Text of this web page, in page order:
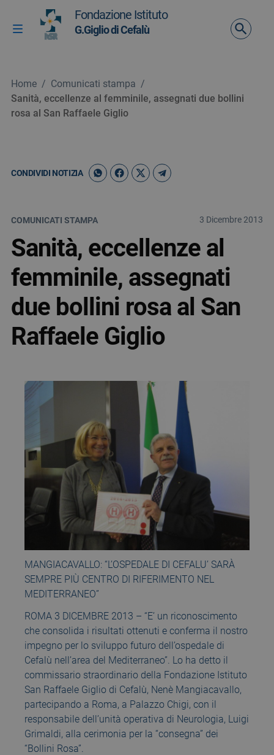
Vai ai contenuti
Vai al menu di navigazione
Vai al footer
Attiva / disattiva la navigazione
Fondazione Istituto
G.Giglio di Cefalù
Home / Comunicati stampa /
Sanità, eccellenze al femminile, assegnati due bollini
rosa al San Raffaele Giglio
CONDIVIDI NOTIZIA
COMUNICATI STAMPA 3 Dicembre 2013
Sanità, eccellenze al
femminile, assegnati
due bollini rosa al San
Raffaele Giglio
MANGIACAVALLO: “L’OSPEDALE DI CEFALU’ SARÀ
SEMPRE PIÙ CENTRO DI RIFERIMENTO NEL
MEDITERRANEO”
ROMA 3 DICEMBRE 2013 – “E’ un riconoscimento
che consolida i risultati ottenuti e conferma il nostro
impegno per lo sviluppo futuro dell’ospedale di
Cefalù nell’area del Mediterraneo”. Lo ha detto il
commissario straordinario della Fondazione Istituto
San Raffaele Giglio di Cefalù, Nenè Mangiacavallo,
partecipando a Roma, a Palazzo Chigi, con il
responsabile dell’unità operativa di Neurologia, Luigi
Grimaldi, alla cerimonia per la “consegna” dei
“Bollini Rosa”.